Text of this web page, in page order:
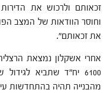
זכאותם ולרכוש את
וחוסר הוודאות של המצב
את זכאותם".
אחרי אשקלון נמצאת
מהבנייה תהיה בהתחדשות עירונית ו-36%